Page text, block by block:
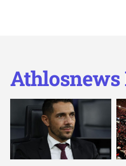
Athlosnews